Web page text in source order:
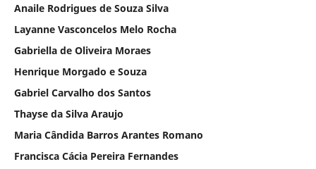
Anaile Rodrigues de Souza Silva
Layanne Vasconcelos Melo Rocha
Gabriella de Oliveira Moraes
Henrique Morgado e Souza
Gabriel Carvalho dos Santos
Thayse da Silva Araujo
Maria Cândida Barros Arantes Romano
Francisca Cácia Pereira Fernandes